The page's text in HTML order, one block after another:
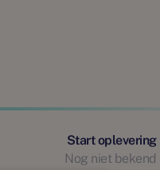
Start oplevering
Nog niet bekend